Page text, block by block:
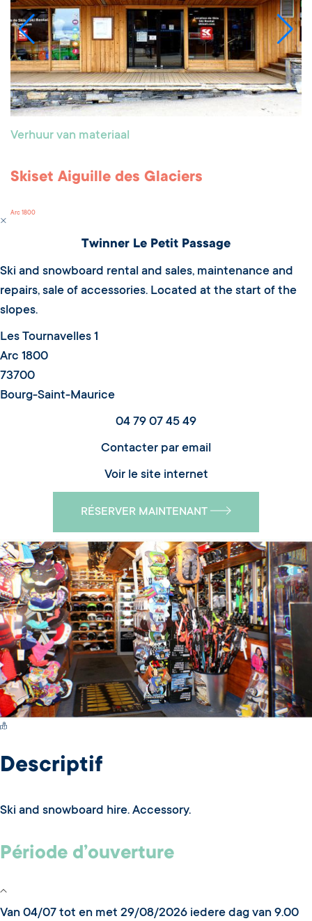
Verhuur van materiaal
Skiset Aiguille des Glaciers
Arc 1800
Twinner Le Petit Passage
Ski and snowboard rental and sales, maintenance and
repairs, sale of accessories. Located at the start of the
slopes.
Les Tournavelles 1
Arc 1800
73700
Bourg-Saint-Maurice
04 79 07 45 49
Contacter par email
Voir le site internet
RÉSERVER MAINTENANT
Switch Carte/Photos
Descriptif
Ski and snowboard hire. Accessory.
Période d’ouverture
Van 04/07 tot en met 29/08/2026 iedere dag van 9.00